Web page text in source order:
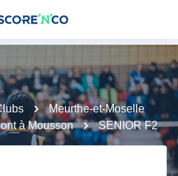
Meurthe-et-Moselle
à Mousson
SENIOR F2